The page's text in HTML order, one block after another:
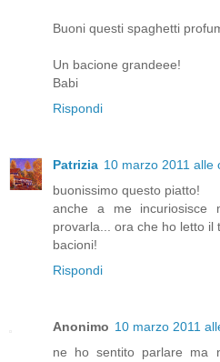
Buoni questi spaghetti
Un bacione grandeee!
Babi
Rispondi
Patrizia 10 marzo 2011 alle
buonissimo questo piatto!
anche a me
provarla... ora che ho letto il
bacioni!
Rispondi
Anonimo 10 marzo 2011
ne ho sentito parlare ma